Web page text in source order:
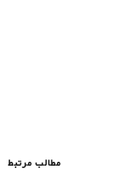
مطالب مرتبط